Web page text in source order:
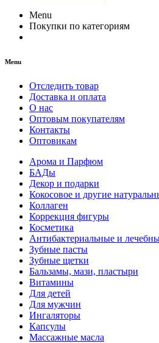
Menu
Покупки по категориям
Menu
Отследить товар
Доставка и оплата
О нас
Оптовым покупателям
Контакты
Оптовикам
Арома и Парфюм
БАДы
Декор и подарки
Кокосовое и другие
Коллаген
Коррекция фигуры
Косметика
Антибактериальные и
Зубные пасты
Зубные щетки
Бальзамы, мази, пластыри
Витамины
Для детей
Для мужчин
Ингаляторы
Капсулы
Массажные масла